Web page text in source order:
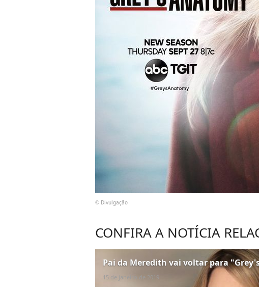
© Divulgação
CONFIRA A NOTÍCIA
Pai da Meredith vai voltar para
15 de janeiro de 2019